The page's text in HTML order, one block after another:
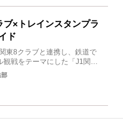
ブ×トレインスタンプラ
ド
東8クラブと連携し、鉄道で
戦をテーマにした「J1関東8
...
部